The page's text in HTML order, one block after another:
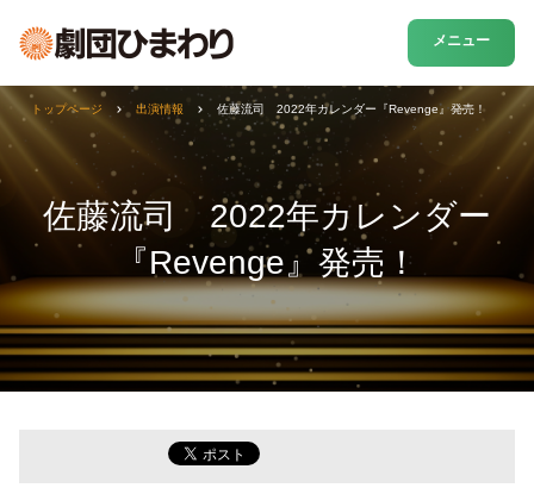
メニュー
佐藤流司 2022年カレンダー
『Revenge』発売！
トップページ 出演情報 佐藤流司 2022年カレンダー『Revenge』発売！